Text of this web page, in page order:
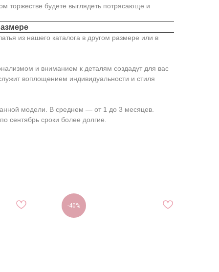
торжестве будете выглядеть потрясающе и
из нашего каталога в другом размере или в
и вниманием к деталям создадут для вас
воплощением индивидуальности и стиля
модели. В среднем ― от 1 до 3 месяцев.
сентябрь сроки более долгие.
-40%